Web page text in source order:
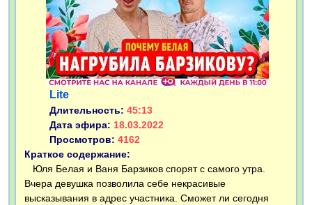
Lite
Длительность: 45:13
Дата эфира: 18.03.2022
Просмотров: 4162
Краткое содержание:
Юля Белая и Ваня Барзиков спорят с самого утра.
Вчера девушка позволила себе некрасивые
высказывания в адрес участника. Сможет ли сегодня